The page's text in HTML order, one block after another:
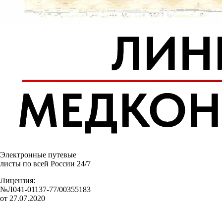
Электронные путевые
листы по всей России 24/7
Лицензия:
№Л041-01137-77/00355183
от 27.07.2020